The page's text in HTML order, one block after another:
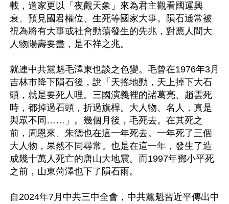
載，道家更以「夜觀天象」來為君主觀看國運興
衰、預見國君權位、生死等國家大事。隕石通常被
視為將有大事或社會動蕩發生的先兆，對應人間大
人物陽壽要盡，是不祥之兆。
就連中共黨魁毛澤東也談之色變。毛曾在1976年3月
吉林市降下隕石後，說「天搖地動，天上掉下大石
頭，就是要死人哩。三國演義裡的諸葛亮、趙雲死
時，都掉過石頭，折過旗桿。大人物、名人，真是
與眾不同……」。幾個月後，毛死去。在其死之
前，周恩來、朱德也在這一年死去。一年死了三個
大人物，果然不同尋常。也是在這一年，發生了造
成幾十萬人死亡的唐山大地震。而1997年鄧小平死
之前，山東菏澤也下了隕石雨。
自2024年7月中共三中全會，中共黨魁習近平傳出中